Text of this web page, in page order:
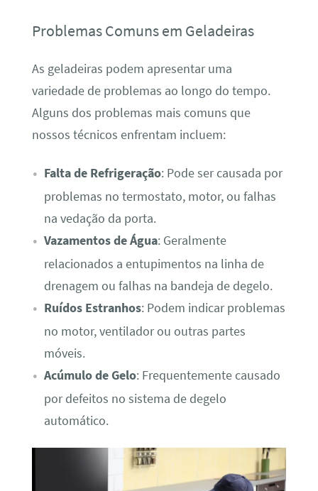
Problemas Comuns em Geladeiras
As geladeiras podem apresentar uma
variedade de problemas ao longo do tempo.
Alguns dos problemas mais comuns que
nossos técnicos enfrentam incluem:
Falta de Refrigeração: Pode ser causada por
problemas no termostato, motor, ou falhas
na vedação da porta.
Vazamentos de Água: Geralmente
relacionados a entupimentos na linha de
drenagem ou falhas na bandeja de degelo.
Ruídos Estranhos: Podem indicar problemas
no motor, ventilador ou outras partes
móveis.
Acúmulo de Gelo: Frequentemente causado
por defeitos no sistema de degelo
automático.